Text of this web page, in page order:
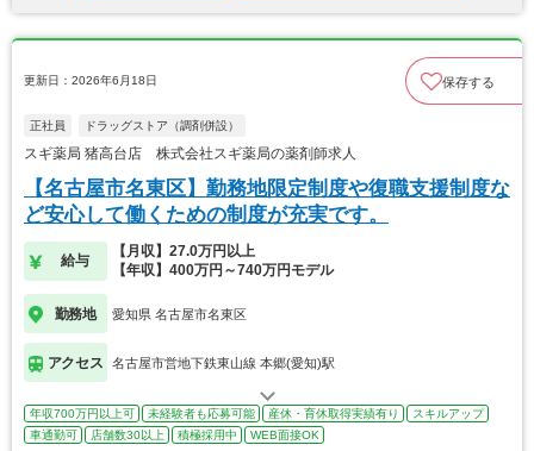
更新日：2026年6月18日 保存する
正社員 ドラッグストア（調剤併設）
スギ薬局 猪高台店 株式会社スギ薬局の薬剤師求人
【名古屋市名東区】勤務地限定制度や復職支援制度な
ど安心して働くための制度が充実です。
給与
【月収】27.0万円以上
【年収】400万円～740万円モデル
勤務地 愛知県 名古屋市名東区
アクセス 名古屋市営地下鉄東山線 本郷(愛知)駅
年収700万円以上可 未経験者も応募可能 産休・育休取得実績有り
スキルアップ
車通勤可
店舗数30以上 積極採用中 WEB面接OK